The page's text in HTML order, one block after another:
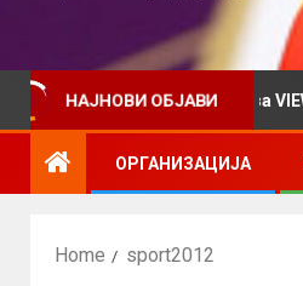
НАЈНОВИ ОБЈАВИ
билтен за VIEWS
ОРГАНИЗАЦИЈА
Home sport2012